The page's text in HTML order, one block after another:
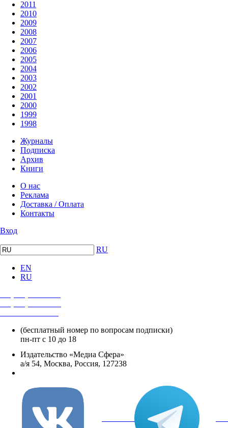
2011
2010
2009
2008
2007
2006
2005
2004
2003
2002
2001
2000
1999
1998
Журналы
Подписка
Архив
Книги
О нас
Реклама
Доставка / Оплата
Контакты
Вход
RU
EN
RU
(бесплатный номер по вопросам подписки)
пн-пт с 10 до 18
Издательство «Медиа Сфера»
а/я 54, Москва, Россия, 127238
вКонтакте